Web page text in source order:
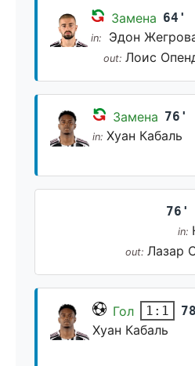
Замена 64'
in: Эдон
out: Лоис
Замена 76'
in: Хуан Кабаль
76'
in:
out: Лазар
Гол 1:1
Хуан Кабаль